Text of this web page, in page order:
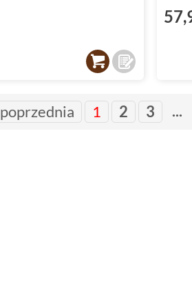
poprzednia 1 2 3 ...